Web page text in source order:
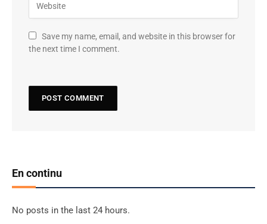
Save my name, email, and website in this browser for
the next time I comment.
En continu
No posts in the last 24 hours.